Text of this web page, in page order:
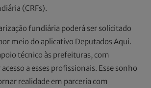
(CRFs).
fundiária poderá ser solicitado
meio do aplicativo Deputados Aqui.
técnico às prefeituras, com
a esses profissionais. Esse sonho
realidade em parceria com